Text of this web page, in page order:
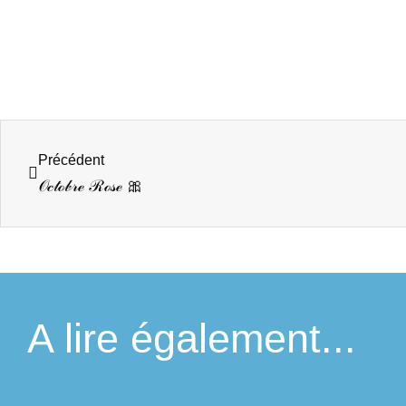
Précédent
𝒪𝒸𝓉ℴ𝒷𝓇ℯ ℛℴ𝓈ℯ 🎀
A lire également...